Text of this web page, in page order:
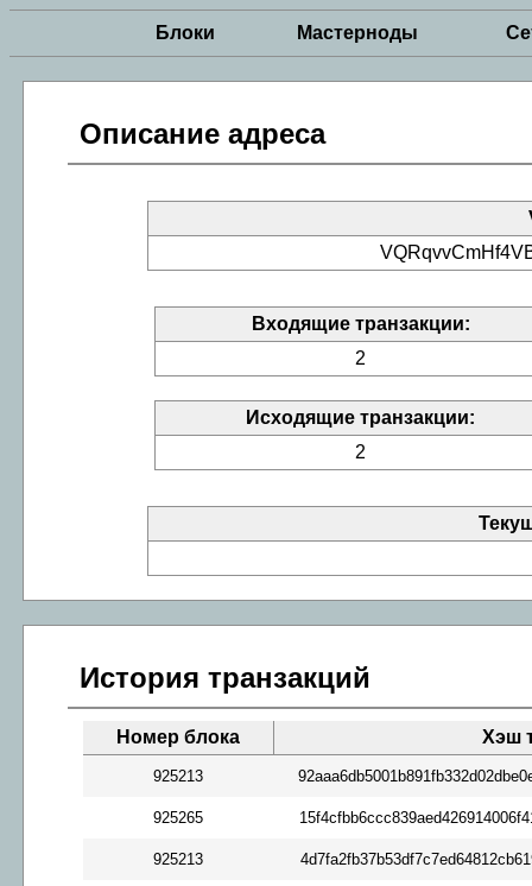
Блоки Мастерноды
Описание адреса
Входящие транзакции:
2
Исходящие транзакции:
2
История транзакций
Номер блока Хэш
925213
925265
925213